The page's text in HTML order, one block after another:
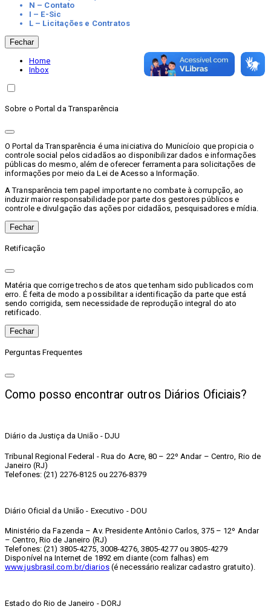
N – Contato
I – E-Sic
L – Licitações e Contratos
Fechar
Home
Inbox
Sobre o Portal da Transparência
O Portal da Transparência é uma iniciativa do Municíoio que propicia o
controle social pelos cidadãos ao disponibilizar dados e informações
públicas do mesmo, além de oferecer ferramenta para solicitações de
informações por meio da Lei de Acesso a Informação.
A Transparência tem papel importante no combate à corrupção, ao
induzir maior responsabilidade por parte dos gestores públicos e
controle e divulgação das ações por cidadãos, pesquisadores e mídia.
Fechar
Retificação
Matéria que corrige trechos de atos que tenham sido publicados com
erro. É feita de modo a possibilitar a identificação da parte que está
sendo corrigida, sem necessidade de reprodução integral do ato
retificado.
Fechar
Perguntas Frequentes
Como posso encontrar outros Diários Oficiais?
Diário da Justiça da União - DJU
Tribunal Regional Federal - Rua do Acre, 80 – 22º Andar – Centro, Rio de
Janeiro (RJ)
Telefones: (21) 2276-8125 ou 2276-8379
Diário Oficial da União - Executivo - DOU
Ministério da Fazenda – Av. Presidente Antônio Carlos, 375 – 12º Andar
– Centro, Rio de Janeiro (RJ)
Telefones: (21) 3805-4275, 3008-4276, 3805-4277 ou 3805-4279
Disponível na Internet de 1892 em diante (com falhas) em
www.jusbrasil.com.br/diarios(é necessário realizar cadastro gratuito).
Estado do Rio de Janeiro - DORJ